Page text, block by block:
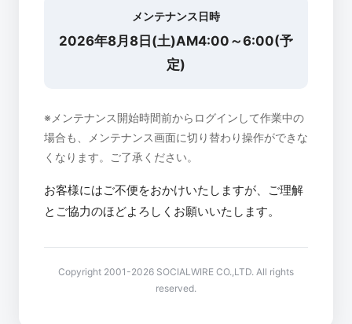
メンテナンス日時
2026年8月8日(土)AM4:00～6:00(予
定)
※メンテナンス開始時間前からログインして作業中の
場合も、メンテナンス画面に切り替わり操作ができな
くなります。ご了承ください。
お客様にはご不便をおかけいたしますが、ご理解
とご協力のほどよろしくお願いいたします。
Copyright 2001-2026 SOCIALWIRE CO.,LTD. All rights
reserved.